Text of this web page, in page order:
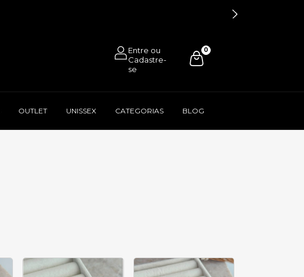
0
OUTLET UNISSEX CATEGORIAS BLOG